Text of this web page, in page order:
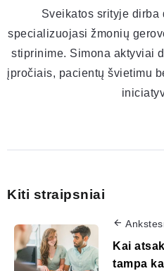
Sveikatos srityje dirba
specializuojasi žmonių
stiprinime. Simona aktyviai
įpročiais, pacientų švietimu
Kiti straipsniai
Kai
tampa